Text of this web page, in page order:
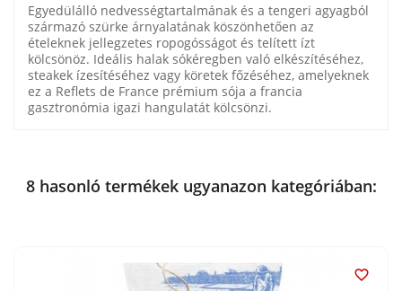
Egyedülálló nedvességtartalmának és a tengeri agyagból
származó szürke árnyalatának köszönhetően az
ételeknek jellegzetes ropogósságot és telített ízt
kölcsönöz. Ideális halak sókéregben való elkészítéséhez,
steakek ízesítéséhez vagy köretek főzéséhez, amelyeknek
ez a Reflets de France prémium sója a francia
gasztronómia igazi hangulatát kölcsönzi.
8 hasonló termékek ugyanazon kategóriában:
